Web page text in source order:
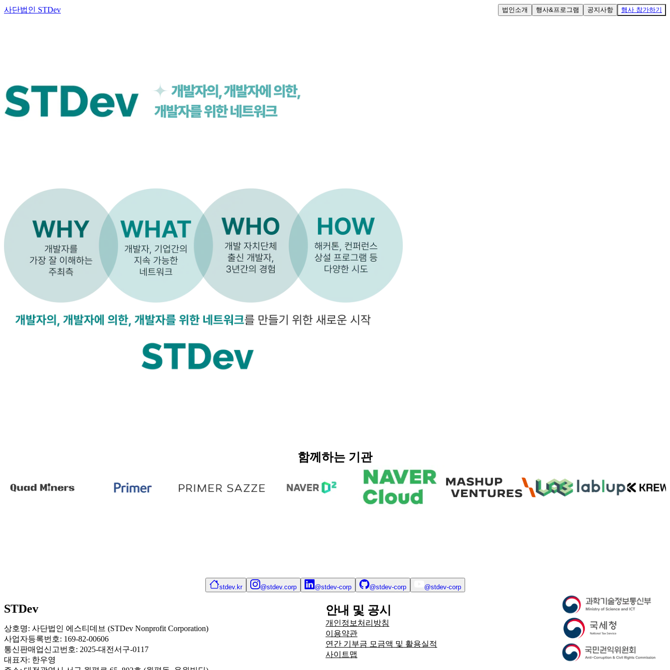
사단법인 STDev 법인소개 행사&프로그램 공지사항 행사 참가하기
함께하는 기관
stdev.kr @stdev.corp @stdev-corp @stdev-corp @stdev-corp
STDev
상호명: 사단법인 에스티데브 (STDev Nonprofit Corporation)
사업자등록번호: 169-82-00606
통신판매업신고번호: 2025-대전서구-0117
대표자: 한우영
안내 및 공시
개인정보처리방침
이용약관
연간 기부금 모금액 및 활용실적
사이트맵